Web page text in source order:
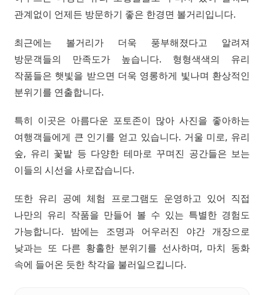
관계없이 언제든 방문하기 좋은 한경면 볼거리입니다.
최근에는 볼거리가 더욱 풍부해졌다고 알려져
방문객들의 만족도가 높습니다. 형형색색의 유리
작품들은 햇빛을 받으면 더욱 영롱하게 빛나며 환상적인
분위기를 연출합니다.
특히 이곳은 아름다운 포토존이 많아 사진을 좋아하는
여행객들에게 큰 인기를 얻고 있습니다. 거울 미로, 유리
숲, 유리 꽃밭 등 다양한 테마로 꾸며진 공간들은 보는
이들의 시선을 사로잡습니다.
또한 유리 공예 체험 프로그램도 운영하고 있어 직접
나만의 유리 작품을 만들어 볼 수 있는 특별한 경험도
가능합니다. 밤에는 조명과 어우러진 야간 개장으로
낮과는 또 다른 황홀한 분위기를 선사하며, 마치 동화
속에 들어온 듯한 착각을 불러일으킵니다.